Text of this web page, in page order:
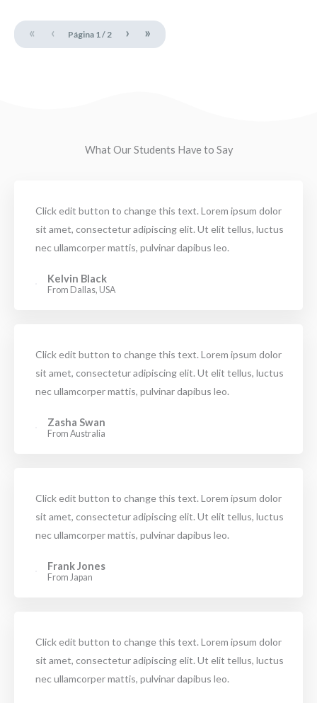
« ‹ › »
Página 1 / 2
What Our Students Have to Say
Click edit button to change this text. Lorem ipsum dolor
sit amet, consectetur adipiscing elit. Ut elit tellus, luctus
nec ullamcorper mattis, pulvinar dapibus leo.
Kelvin Black
From Dallas, USA
Click edit button to change this text. Lorem ipsum dolor
sit amet, consectetur adipiscing elit. Ut elit tellus, luctus
nec ullamcorper mattis, pulvinar dapibus leo.
Zasha Swan
From Australia
Click edit button to change this text. Lorem ipsum dolor
sit amet, consectetur adipiscing elit. Ut elit tellus, luctus
nec ullamcorper mattis, pulvinar dapibus leo.
Frank Jones
From Japan
Click edit button to change this text. Lorem ipsum dolor
sit amet, consectetur adipiscing elit. Ut elit tellus, luctus
nec ullamcorper mattis, pulvinar dapibus leo.